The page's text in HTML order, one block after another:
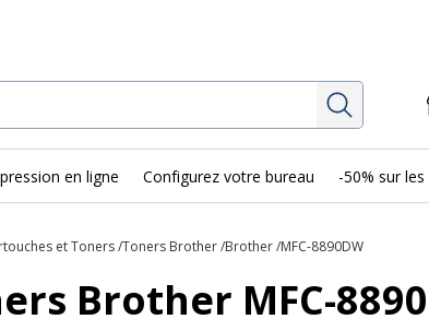
en ligne Configurez votre bureau -50% sur
et Toners Toners Brother Brother MFC-8890DW
Brother MFC-